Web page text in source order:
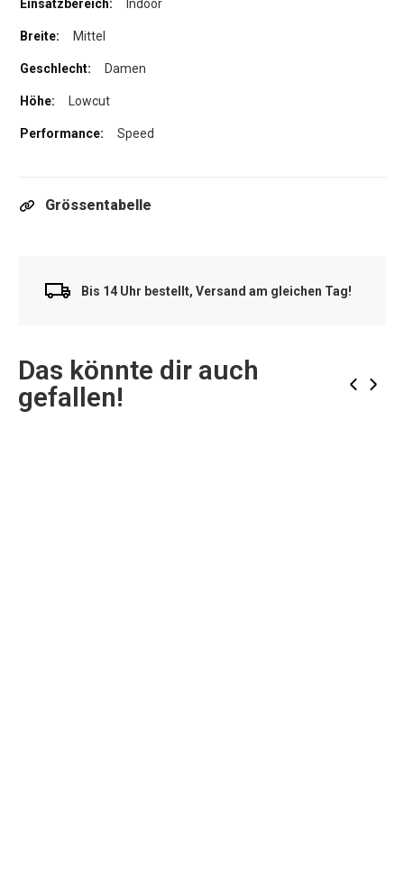
Indoor
Mittel
Damen
Lowcut
Speed
Grössentabelle
Bis 14 Uhr bestellt, Versand am gleichen Tag!
Das könnte dir auch
gefallen!
‹ ›